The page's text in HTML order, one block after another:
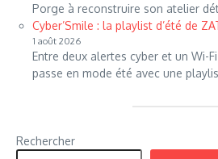
Porge à reconstruire son atelier
Cyber’Smile : la playlist d’été de
1 août 2026
Entre deux alertes cyber et un Wi-
passe en mode été avec une
Rechercher